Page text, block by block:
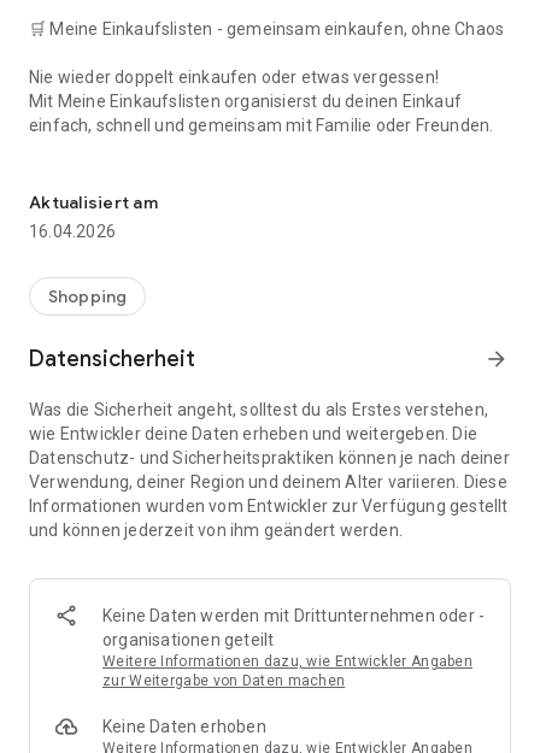
🛒 Meine Einkaufslisten - gemeinsam einkaufen, ohne Chaos
Nie wieder doppelt einkaufen oder etwas vergessen!
Mit Meine Einkaufslisten organisierst du deinen Einkauf
einfach, schnell und gemeinsam mit Familie oder Freunden.
👨‍👩‍👧 Gemeinsame Einkaufslisten in Echtzeit: Alle sehen
⚡ Superschnell & einfach: Liste in Sekunden erstellen und
sofort loslegen.
📱 Immer dabei: Deine Einkaufsliste ist jederzeit auf deinem
🤝 Teilen leicht gemacht: Lade andere ein und erledigt den
Einkauf gemeinsam.
🍳 Zutaten direkt aus Rezepten übernehmen: Importiere
Zutaten von Rezept-Webseiten und verwandle sie
🚀 DEINE VORTEILE IM ALLTAG
* Nie wieder doppelte Einkäufe
* Kein Chaos mehr beim Einkaufen
* Bessere Abstimmung mit Familie & Freunden
* Perfekt für die Essensplanung
Aktualisiert am
16.04.2026
Shopping
Datensicherheit arrow_forward
Was die Sicherheit angeht, solltest du als Erstes verstehen,
wie Entwickler deine Daten erheben und weitergeben. Die
Datenschutz- und Sicherheitspraktiken können je nach deiner
Verwendung, deiner Region und deinem Alter variieren. Diese
Informationen wurden vom Entwickler zur Verfügung gestellt
und können jederzeit von ihm geändert werden.
Keine Daten werden mit Drittunternehmen oder -
organisationen geteilt
Weitere Informationen dazu, wie Entwickler Angaben
zur Weitergabe von Daten machen
Keine Daten erhoben
Weitere Informationen dazu, wie Entwickler Angaben